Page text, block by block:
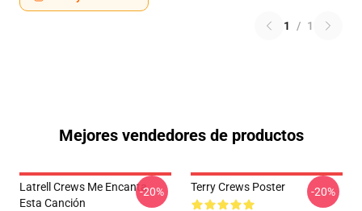
1 / 1
Mejores vendedores de productos
Latrell Crews Me Encanta
Esta Canción
-20% Terry Crews Poster -20%